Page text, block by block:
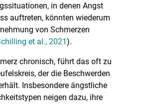
in denen Angst
auftreten, könnten wiederum
von Schmerzen
et al., 2021).
chronisch, führt das oft zu
der die Beschwerden
Insbesondere ängstliche
neigen dazu, ihre